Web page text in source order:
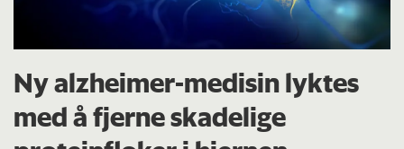
Ny alzheimer-medisin lyktes
med å fjerne skadelige